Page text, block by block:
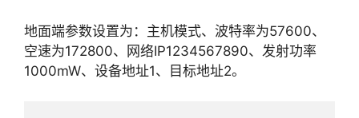
地面端参数设置为：主机模式、波特率为57600、
空速为172800、网络IP1234567890、发射功率
1000mW、设备地址1、目标地址2。